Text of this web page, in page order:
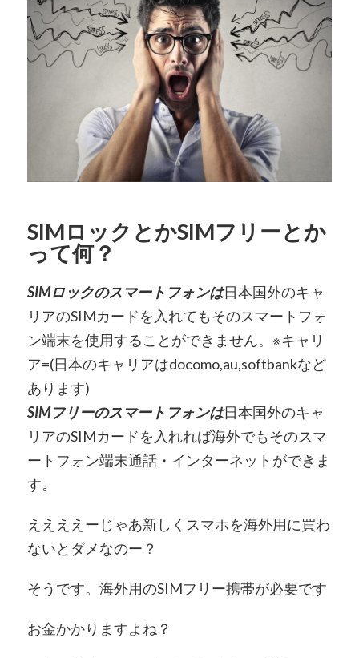
SIMロックとかSIMフリーとか
って何？
SIMロックのスマートフォンは日本国外のキャ
リアのSIMカードを入れてもそのスマートフォ
ン端末を使用することができません。※キャリ
ア=(日本のキャリアはdocomo,au,softbankなど
あります)
SIMフリーのスマートフォンは日本国外のキャ
リアのSIMカードを入れれば海外でもそのスマ
ートフォン端末通話・インターネットができま
す。
ええええーじゃあ新しくスマホを海外用に買わ
ないとダメなのー？
そうです。海外用のSIMフリー携帯が必要です
お金かかりますよね？